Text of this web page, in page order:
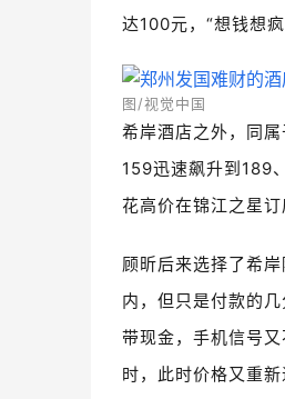
达100元，“想钱想疯
图/视觉中国
希岸酒店之外，同
159迅速飙升到189
花高价在锦江之星
顾昕后来选择了希
内，但只是付款的
带现金，手机信号
时，此时价格又重